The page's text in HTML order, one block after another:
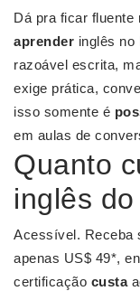
Dá pra ficar fluente
aprender inglês no
razoável escrita,
exige prática,
isso somente é
em aulas de
Quanto
inglês
Acessível. Receba
apenas US$ 49*,
certificação custa